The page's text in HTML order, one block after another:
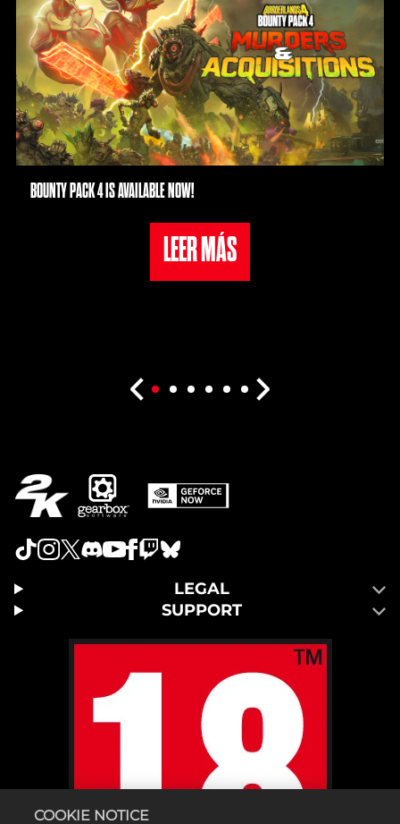
BOUNTY PACK 4 IS AVAILABLE NOW!
LEER MÁS
LEGAL
SUPPORT
COOKIE NOTICE